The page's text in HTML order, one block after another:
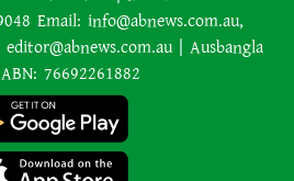
বর্তমান সরকার নিয়ে
মন্তব্য ভারত সমর্থন করে না:
জয়সওয়াল
শব্দেই সব গুজবের জবাব দিলেন
মেসি
Email: info@abnews.com.au,
| Ausbangla
76692261882